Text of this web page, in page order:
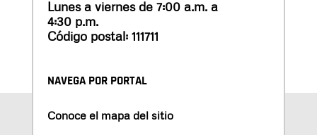
Lunes a viernes de 7:00 a.m. a
4:30 p.m.
Código postal: 111711
NAVEGA POR PORTAL
Conoce el mapa del sitio